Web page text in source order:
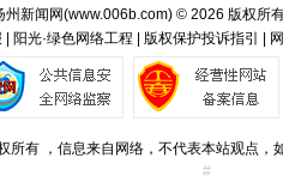
州新闻网(www.006b.com) © 2026 版权所
| 阳光·绿色网络工程 | 版权保护投诉指引 |
所有 ，信息来自网络，不代表本站观点，
#